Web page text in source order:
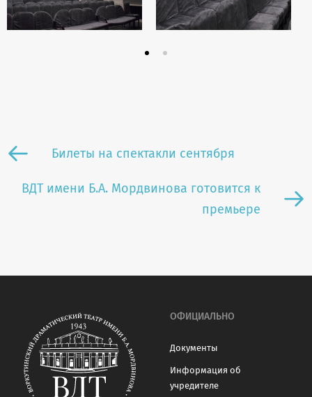
Билеты на спектакли сентября
ВДТ имени Б.А. Мордвинова готовится к
премьере
ОФИЦИАЛЬНО
Документы
Информация об
учредителе